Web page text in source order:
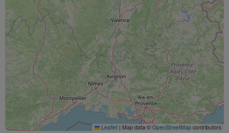
Leaflet | Map data © OpenStreetMap contributors